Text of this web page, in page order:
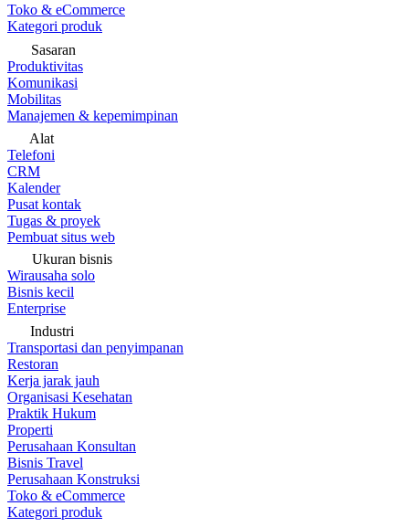
Toko & eCommerce
Kategori produk
Sasaran
Produktivitas
Komunikasi
Mobilitas
Manajemen & kepemimpinan
Alat
Telefoni
CRM
Kalender
Pusat kontak
Tugas & proyek
Pembuat situs web
Ukuran bisnis
Wirausaha solo
Bisnis kecil
Enterprise
Industri
Transportasi dan penyimpanan
Restoran
Kerja jarak jauh
Organisasi Kesehatan
Praktik Hukum
Properti
Perusahaan Konsultan
Bisnis Travel
Perusahaan Konstruksi
Toko & eCommerce
Kategori produk